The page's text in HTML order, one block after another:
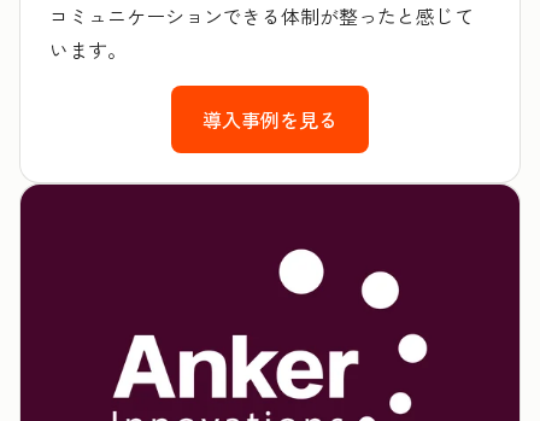
コミュニケーションできる体制が整ったと感じて
います。
導入事例を見る